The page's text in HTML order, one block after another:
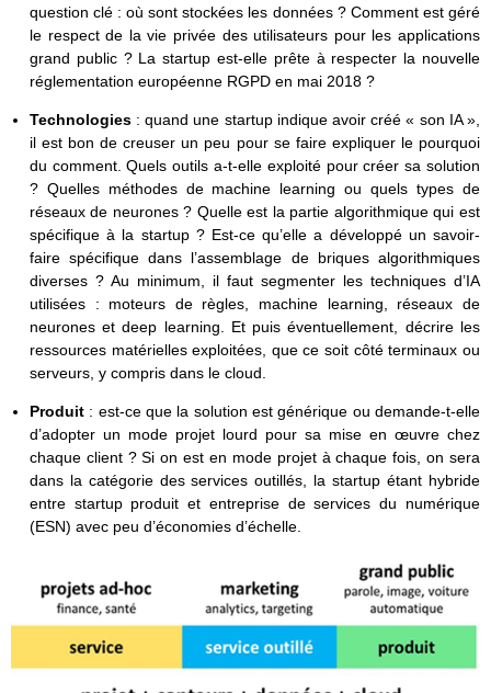
question clé : où sont stockées les données ? Comment est géré
le respect de la vie privée des utilisateurs pour les applications
grand public ? La startup est-elle prête à respecter la nouvelle
réglementation européenne RGPD en mai 2018 ?
Technologies: quand une startup indique avoir créé « son IA »,
il est bon de creuser un peu pour se faire expliquer le pourquoi
du comment. Quels outils a-t-elle exploité pour créer sa solution
? Quelles méthodes de machine learning ou quels types de
réseaux de neurones ? Quelle est la partie algorithmique qui est
spécifique à la startup ? Est-ce qu’elle a développé un savoir-
faire spécifique dans l’assemblage de briques algorithmiques
diverses ? Au minimum, il faut segmenter les techniques d’IA
utilisées : moteurs de règles, machine learning, réseaux de
neurones et deep learning. Et puis éventuellement, décrire les
ressources matérielles exploitées, que ce soit côté terminaux ou
serveurs, y compris dans le cloud.
Produit: est-ce que la solution est générique ou demande-t-elle
d’adopter un mode projet lourd pour sa mise en œuvre chez
chaque client ? Si on est en mode projet à chaque fois, on sera
dans la catégorie des services outillés, la startup étant hybride
entre startup produit et entreprise de services du numérique
(ESN) avec peu d’économies d’échelle.